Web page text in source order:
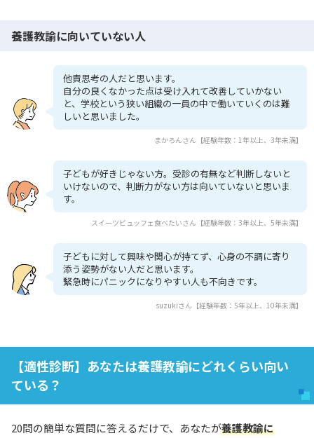
養護教諭に向いていない人
他責思考の人だと思います。
自分の良くなかった点は受け入れて改善していかない
と、学校という狭い組織の一員の中で働いていくのは難
しいと思いました。
まかろんさん【経験年数：1年以上、3年未満】
子どもが好きじゃない方。受診の有無など判断しないと
いけないので、判断力がない方は向いていないと思いま
す。
スイーツビュッフェ食べたいさん【経験年数：3年以上、5年未満】
子どもに対して興味や関心が持てず、心身の不調に寄り
添う姿勢がない人だと思います。
緊急時にパニックになりやすい人も不向きです。
suzukiさん【経験年数：5年以上、10年未満】
【適性診断】あなたは養護教諭にどれくらい向い
ている？
20問の簡単な質問に答えるだけで、あなたが養護教諭に